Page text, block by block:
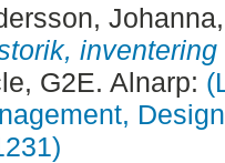
Johanna
G2E. Alnarp: